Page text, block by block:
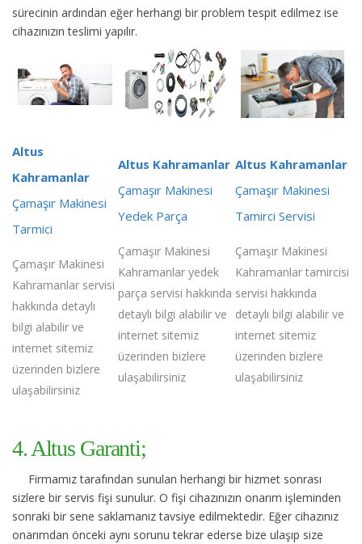
sürecinin ardından eğer herhangi bir problem tespit edilmez ise
cihazınızın teslimi yapılır.
Altus
Kahramanlar
Çamaşır Makinesi
Tarmici
Çamaşır Makinesi
Kahramanlar servisi
hakkında detaylı
bilgi alabilir ve
internet sitemiz
üzerinden bizlere
ulaşabilirsiniz
Altus Kahramanlar
Çamaşır Makinesi
Yedek Parça
Çamaşır Makinesi
Kahramanlar yedek
parça servisi hakkında
detaylı bilgi alabilir ve
internet sitemiz
üzerinden bizlere
ulaşabilirsiniz
Altus Kahramanlar
Çamaşır Makinesi
Tamirci Servisi
Çamaşır Makinesi
Kahramanlar tamircisi
servisi hakkında
detaylı bilgi alabilir ve
internet sitemiz
üzerinden bizlere
ulaşabilirsiniz
4. Altus Garanti;
Firmamız tarafından sunulan herhangi bir hizmet sonrası
sizlere bir servis fişi sunulur. O fişi cihazınızın onarım işleminden
sonraki bir sene saklamanız tavsiye edilmektedir. Eğer cihazınız
onarımdan önceki aynı sorunu tekrar ederse bize ulaşıp size